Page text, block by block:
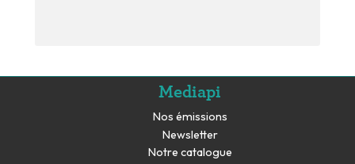
Mediapi
Nos émissions
Newsletter
Notre catalogue